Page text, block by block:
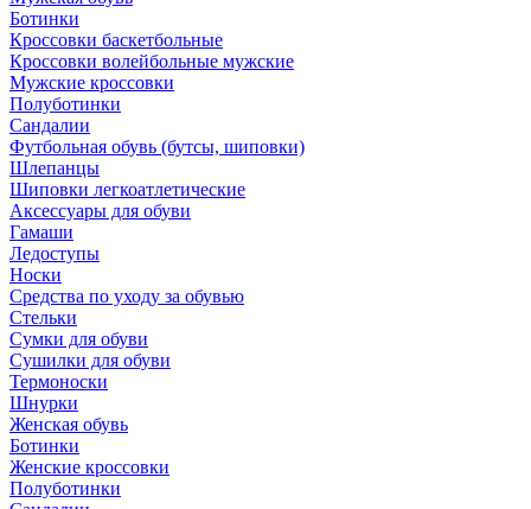
Ботинки
Кроссовки баскетбольные
Кроссовки волейбольные мужские
Мужские кроссовки
Полуботинки
Сандалии
Футбольная обувь (бутсы, шиповки)
Шлепанцы
Шиповки легкоатлетические
Аксессуары для обуви
Гамаши
Ледоступы
Носки
Средства по уходу за обувью
Стельки
Сумки для обуви
Сушилки для обуви
Термоноски
Шнурки
Женская обувь
Ботинки
Женские кроссовки
Полуботинки